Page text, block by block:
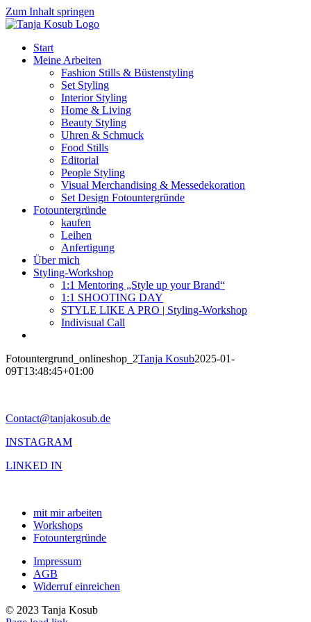
Zum Inhalt springen
Start
Meine Arbeiten
Fashion Stills & Büstenstyling
Set Styling
Interior Styling
Home & Living
Beauty Styling
Uhren & Schmuck
Food Stills
Editorial
People Styling
Visual Merchandising & Messedekoration
Set Design Fotountergründe
Fotountergründe
kaufen
Leihen
Anfertigung
Über mich
Styling-Workshop
1:1 Mentoring „Style up your Brand“
1:1 SHOOTING DAY
STYLE LIKE A PRO | Styling-Workshop
Indivisual Call
Fotountergrund_onlineshop_2Tanja Kosub2025-01-
09T13:48:45+01:00
Contact@tanjakosub.de
INSTAGRAM
LINKED IN
mit mir arbeiten
Workshops
Fotountergründe
Impressum
AGB
Widerruf einreichen
© 2023 Tanja Kosub